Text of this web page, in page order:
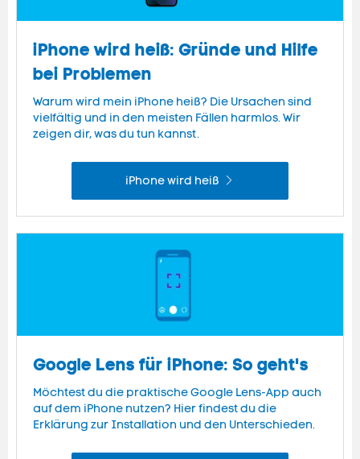
iPhone wird heiß: Gründe und Hilfe
bei Problemen
Warum wird mein iPhone heiß? Die Ursachen sind
vielfältig und in den meisten Fällen harmlos. Wir
zeigen dir, was du tun kannst.
iPhone wird heiß
Google Lens für iPhone: So geht's
Möchtest du die praktische Google Lens-App auch
auf dem iPhone nutzen? Hier findest du die
Erklärung zur Installation und den Unterschieden.